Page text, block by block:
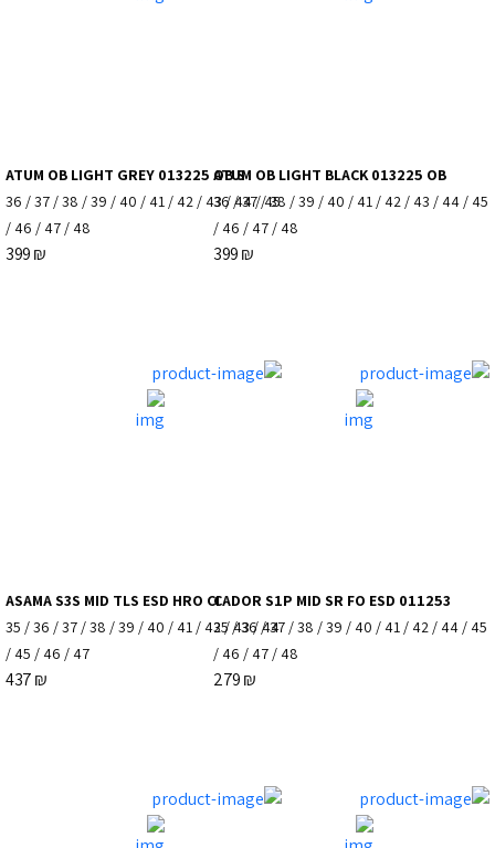
ATUM OB LIGHT BLACK 013225 OB
36/37/38 /39 / 40 / 41 / 42 / 43 / 44 / 45
/ 46 / 47 / 48
399₪
ATUM OB LIGHT GREY 013225 OB S
36 /37/38 /39 / 40 / 41/ 42/ 43/44/45
/ 46 / 47/ 48
399₪
CADOR S1P MID SR FO ESD 011253
35/36/37 /38 /39 / 40 / 41 / 42 / 44 / 45
/ 46 / 47 / 48
279₪
ASAMA S3S MID TLS ESD HRO CI
35 /36 /37/38 /39 / 40 / 41/ 42/43/44
/ 45 / 46 / 47
437₪